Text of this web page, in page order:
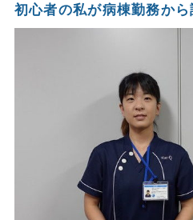
初心者の私が病棟勤務か